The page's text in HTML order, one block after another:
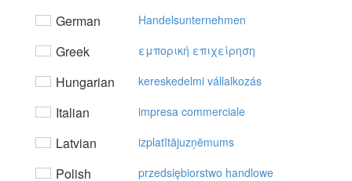
German Handelsunternehmen
Greek εμπoρική επιχείρηση
Hungarian kereskedelmi vállalkozás
Italian impresa commerciale
Latvian izplatītājuzņēmums
Polish przedsiębiorstwo handlowe